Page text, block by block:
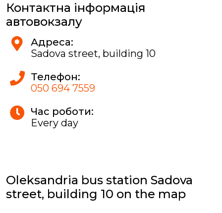
Контактна інформація
автовокзалу
Адреса:
Sadova street, building 10
Телефон:
050 694 7559
Час роботи:
Every day
Oleksandria bus station Sadova
street, building 10 on the map